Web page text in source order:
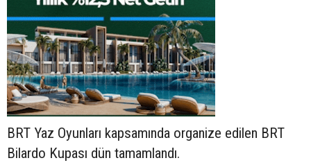
BRT Yaz Oyunları kapsamında organize edilen BRT
Bilardo Kupası dün tamamlandı.